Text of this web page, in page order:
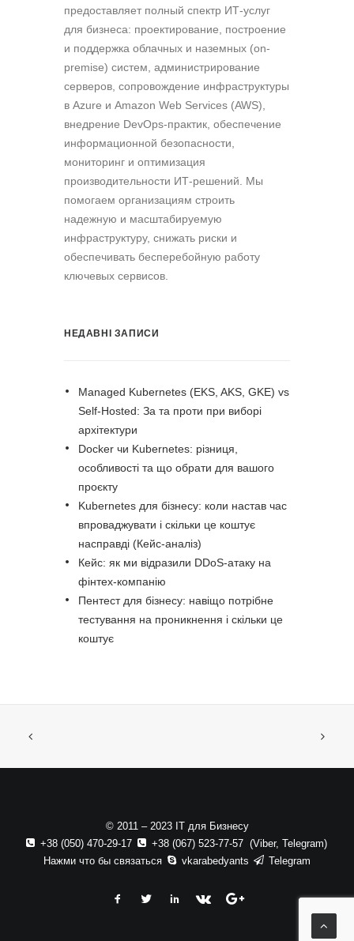
предоставляет полный спектр ИТ-услуг
для бизнеса: проектирование, построение
и поддержка облачных и наземных (on-
premise) систем, администрирование
серверов, сопровождение инфраструктуры
в Azure и Amazon Web Services (AWS),
внедрение DevOps-практик, обеспечение
информационной безопасности,
мониторинг и оптимизация
производительности ИТ-решений. Мы
помогаем организациям строить
надежную и масштабируемую
инфраструктуру, снижать риски и
обеспечивать бесперебойную работу
ключевых сервисов.
НЕДАВНІ ЗАПИСИ
Managed Kubernetes (EKS, AKS, GKE) vs
Self-Hosted: За та проти при виборі
архітектури
Docker чи Kubernetes: різниця,
особливості та що обрати для вашого
проєкту
Kubernetes для бізнесу: коли настав час
впроваджувати і скільки це коштує
насправді (Кейс-аналіз)
Кейс: як ми відразили DDoS-атаку на
фінтех-компанію
Пентест для бізнесу: навіщо потрібне
тестування на проникнення і скільки це
коштує
© 2011 – 2023 ІТ для Бизнесу
+38 (050) 470-29-17
+38 (067) 523-77-57 (Viber, Telegram)
Нажми что бы связаться
vkarabedyants Telegram